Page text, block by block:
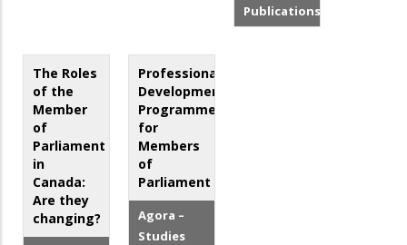
Publications
The Roles
of the
Member
of
Parliament
in
Canada:
Are they
changing?
Professional
Development
Programmes
for
Members
of
Parliament
Agora –
Studies